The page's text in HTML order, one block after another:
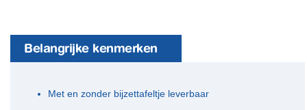
Belangrijke kenmerken
Met en zonder bijzettafeltje leverbaar